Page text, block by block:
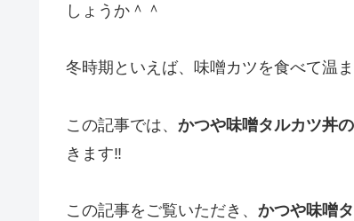
しょうか＾＾
冬時期といえば、味噌カツを食べて温
この記事では、 かつや味噌タルカツ丼
きます‼︎
この記事をご覧いただき、 かつや味噌